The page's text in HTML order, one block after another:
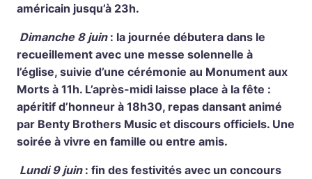
américain jusqu’à 23h.
Dimanche 8 juin: la journée débutera dans le
recueillement avec une messe solennelle à
l’église, suivie d’une cérémonie au Monument aux
Morts à 11h. L’après-midi laisse place à la fête :
apéritif d’honneur à 18h30, repas dansant animé
par Benty Brothers Music et discours officiels. Une
soirée à vivre en famille ou entre amis.
Lundi 9 juin: fin des festivités avec un concours